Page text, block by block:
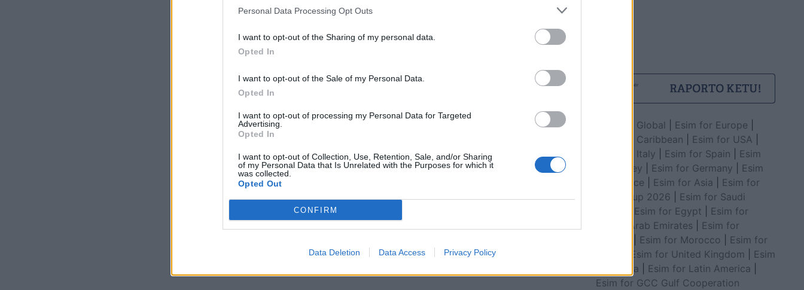
Personal Data Processing Opt Outs
I want to opt-out of the Sharing of my personal data.
Opted In
I want to opt-out of the Sale of my Personal Data.
Opted In
I want to opt-out of processing my Personal Data for Targeted
Advertising.
Opted In
I want to opt-out of Collection, Use, Retention, Sale, and/or Sharing
of my Personal Data that Is Unrelated with the Purposes for which it
was collected.
Opted Out
CONFIRM
Data Deletion Data Access Privacy Policy
Esim for Global Esim for Europe
Esim for Caribbean
Esim for USA
Esim for Italy
Esim for Spain
Esim
for Turkey
Esim for Germany
Esim
for Greece
Esim for Asia
Esim for
World Cup 2026
Esim for Saudi
Esim for Egypt
Esim for
United Arab Emirates
Esim for
Esim for Morocco
Esim for
Esim for United Kingdom
Esim
for Africa
Esim for Latin America
Esim for GCC Gulf Cooperation